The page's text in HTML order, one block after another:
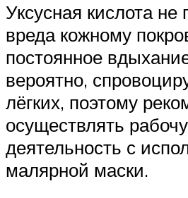
Уксусная кислота не
вреда кожному
постоянное
вероятно,
лёгких, поэтому
осуществлять
деятельность с
малярной маски.